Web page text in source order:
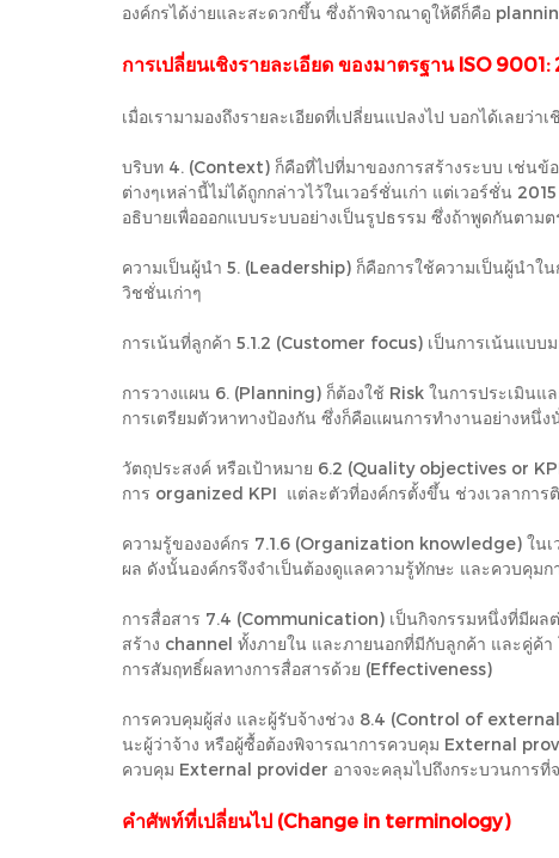
องค์กรได้ง่ายและสะดวกขึ้น ซึ่งถ้าพิจาณาดูให้ดีก็คือ
การเปลี่ยนเชิงรายละเอียด ของมาตรฐาน ISO 9001:
เมื่อเรามามองถึงรายละเอียดที่เปลี่ยนแปลงไป บอกได้เลย
บริบท 4. (Context) ก็คือที่ไปที่มาของการสร้างระบบ เช่
ต่างๆเหล่านี้ไม่ได้ถูกกล่าวไว้ในเวอร์ชั่นเก่า แต่เวอร์ชั่น
อธิบายเพื่อออกแบบระบบอย่างเป็นรูปธรรม ซึ่งถ้าพูดกันตา
ความเป็นผู้นำ 5. (Leadership) ก็คือการใช้ความเป็นผู้นำใ
วิชชั่นเก่าๆ
การเน้นที่ลูกค้า 5.1.2 (Customer focus) เป็นการเน้นแบ
การวางแผน 6. (Planning) ก็ต้องใช้ Risk ในการประเมิน
การเตรียมตัวหาทางป้องกัน ซึ่งก็คือแผนการทำงานอย่างหนึ่
วัตถุประสงค์ หรือเป้าหมาย 6.2 (Quality objectives or
การ organized KPI แต่ละตัวที่องค์กรตั้งขึ้น ช่วงเวลาการ
ความรู้ขององค์กร 7.1.6 (Organization knowledge) ใน
ผล ดังนั้นองค์กรจึงจำเป็นต้องดูแลความรู้ทักษะ และควบคุม
การสื่อสาร 7.4 (Communication) เป็นกิจกรรมหนึ่งที่มีผล
สร้าง channel ทั้งภายใน และภายนอกที่มีกับลูกค้า และคู่ค้า
การสัมฤทธิ์ผลทางการสื่อสารด้วย (Effectiveness)
การควบคุมผู้ส่ง และผู้รับจ้างช่วง 8.4 (Control of
นะผู้ว่าจ้าง หรือผู้ซื้อต้องพิจารณาการควบคุม External
ควบคุม External provider อาจจะคลุมไปถึงกระบวนการ
คำศัพท์ที่เปลี่ยนไป (Change in terminology)